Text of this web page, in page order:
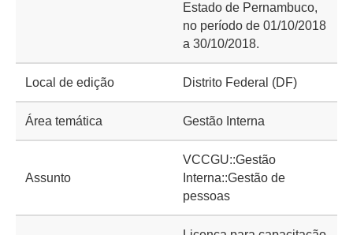
Estado de Pernambuco,
no período de 01/10/2018
a 30/10/2018.
Local de edição Distrito Federal (DF)
Área temática Gestão Interna
Assunto
VCCGU::Gestão
Interna::Gestão de
pessoas